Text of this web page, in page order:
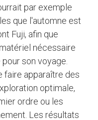
par exemple
que l'automne est
Fuji, afin que
nécessaire
son voyage.
faire apparaître des
optimale,
ordre ou les
Les résultats